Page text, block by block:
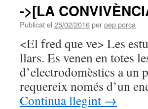
->[LA
Publicat el 25/02/2016perpep porca
<El fred que ve> Les
llars. Es venen en totes
d’electrodomèstics a un
requereix només d’un
Continua llegint →